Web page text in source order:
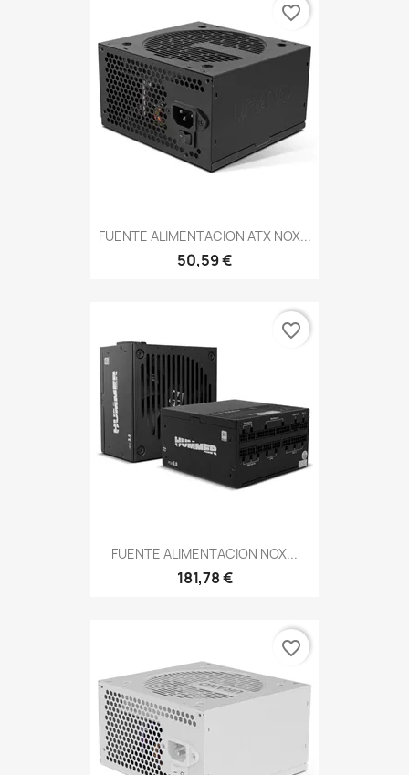
FUENTE ALIMENTACION ATX NOX...
50,59 €
favorite_border
FUENTE ALIMENTACION NOX...
181,78 €
favorite_border
favorite_border